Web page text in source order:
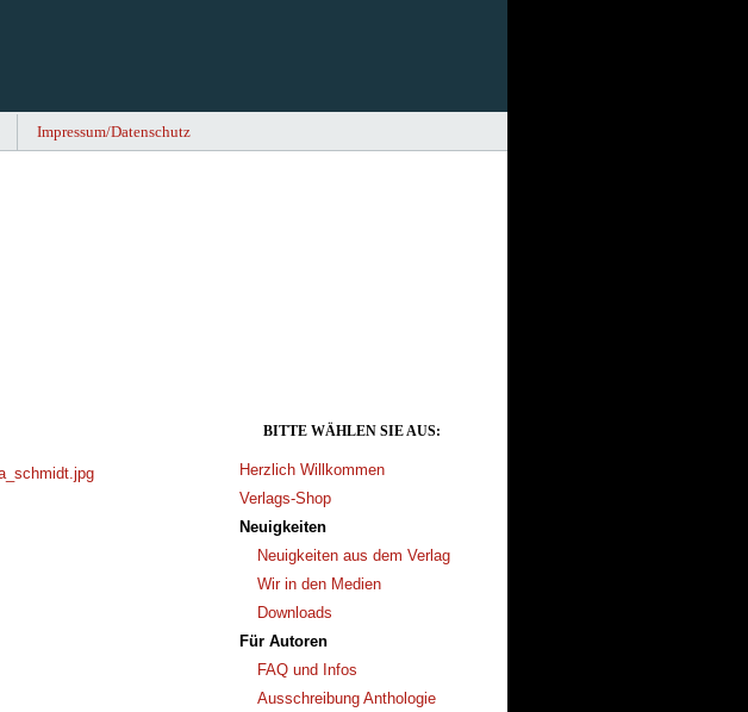
Impressum/Datenschutz
BITTE WÄHLEN SIE AUS:
Herzlich Willkommen
Verlags-Shop
Neuigkeiten
Neuigkeiten aus dem Verlag
Wir in den Medien
Downloads
Für Autoren
FAQ und Infos
Ausschreibung Anthologie